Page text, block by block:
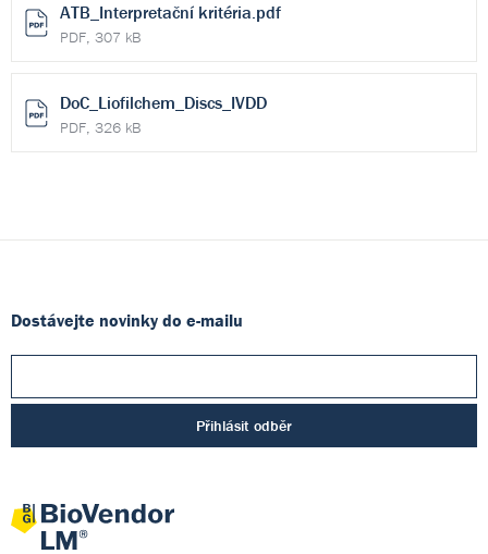
ATB_Interpretační kritéria.pdf
PDF, 307 kB
DoC_Liofilchem_Discs_IVDD
PDF, 326 kB
Dostávejte novinky do e-mailu
Přihlásit odběr